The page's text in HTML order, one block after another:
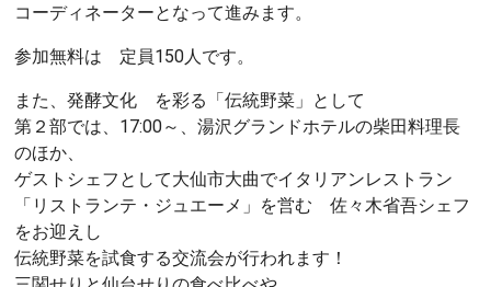
コーディネーターとなって進みます。
参加無料は 定員150人です。
また、発酵文化 を彩る「伝統野菜」として
第２部では、17:00～、湯沢グランドホテルの柴田料理長
のほか、
ゲストシェフとして大仙市大曲でイタリアンレストラン
「リストランテ・ジュエーメ」を営む 佐々木省吾シェフ
をお迎えし
伝統野菜を試食する交流会が行われます！